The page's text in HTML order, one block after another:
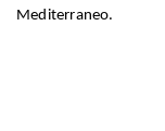
Mediterraneo.